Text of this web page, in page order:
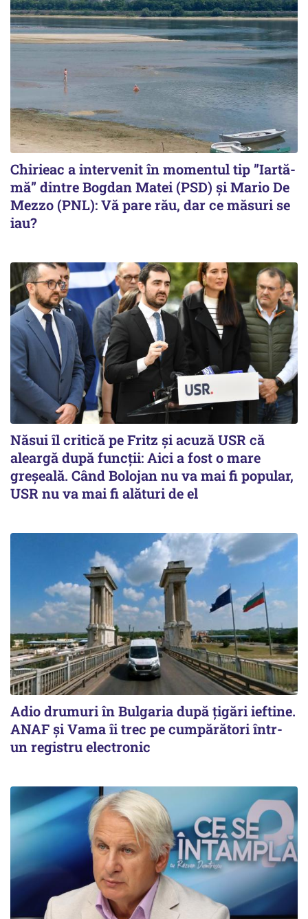
Chirieac a intervenit în momentul tip ”Iartă-
mă” dintre Bogdan Matei (PSD) și Mario De
Mezzo (PNL): Vă pare rău, dar ce măsuri se
iau?
Năsui îl critică pe Fritz și acuză USR că
aleargă după funcții: Aici a fost o mare
greșeală. Când Bolojan nu va mai fi popular,
USR nu va mai fi alături de el
Adio drumuri în Bulgaria după țigări ieftine.
ANAF și Vama îi trec pe cumpărători într-
un registru electronic